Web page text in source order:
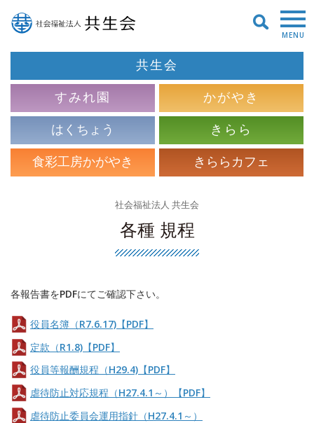
MENU
共生会
すみれ園
かがやき
はくちょう
きらら
食彩工房かがやき
きららカフェ
社会福祉法人 共生会
各種 規程
各報告書をPDFにてご確認下さい。
役員名簿（R7.6.17)【PDF】
定款（R1.8)【PDF】
役員等報酬規程（H29.4)【PDF】
虐待防止対応規程（H27.4.1～）【PDF】
虐待防止委員会運用指針（H27.4.1～）